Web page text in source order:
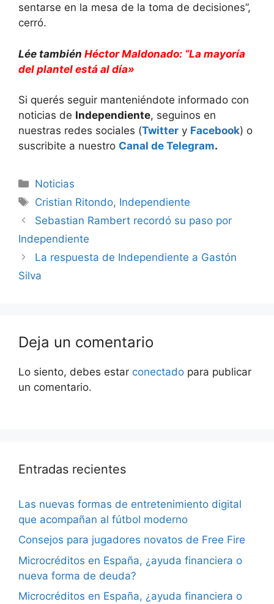
sentarse en la mesa de la toma de decisiones”,
cerró.
Lée también Héctor Maldonado: “La mayoría
del plantel está al día»
Si querés seguir manteniéndote informado con
noticias de Independiente, seguinos en
nuestras redes sociales (Twitter y Facebook) o
suscribite a nuestro Canal de Telegram.
Categorías
Noticias
Etiquetas
Cristian Ritondo, Independiente
Sebastian Rambert recordó su paso por
Independiente
La respuesta de Independiente a Gastón
Silva
Deja un comentario
Lo siento, debes estar conectado para publicar
un comentario.
Entradas recientes
Las nuevas formas de entretenimiento digital
que acompañan al fútbol moderno
Consejos para jugadores novatos de Free Fire
Microcréditos en España, ¿ayuda financiera o
nueva forma de deuda?
Microcréditos en España, ¿ayuda financiera o